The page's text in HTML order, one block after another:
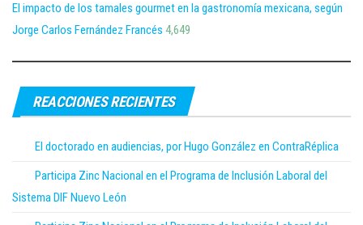
El impacto de los tamales gourmet en la gastronomía mexicana, según
Jorge Carlos Fernández Francés 4,649
REACCIONES RECIENTES
El doctorado en audiencias, por Hugo González en ContraRéplica
Participa Zinc Nacional en el Programa de Inclusión Laboral del
Sistema DIF Nuevo León